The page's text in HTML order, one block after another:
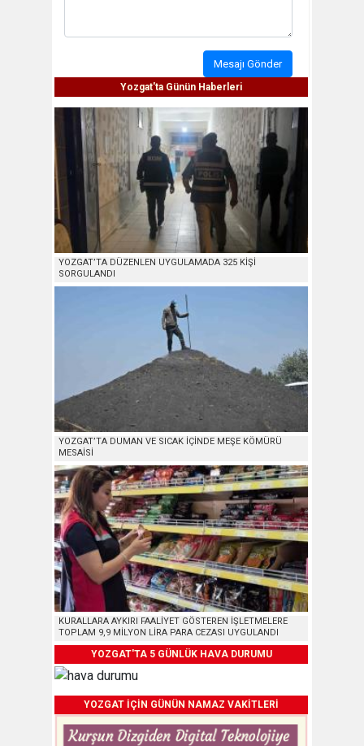
Mesajı Gönder
Yozgat'ta Günün Haberleri
YOZGAT’TA DÜZENLEN UYGULAMADA 325 KİŞİ
SORGULANDI
YOZGAT’TA DUMAN VE SICAK İÇİNDE MEŞE KÖMÜRÜ
MESAİSİ
KURALLARA AYKIRI FAALİYET GÖSTEREN İŞLETMELERE
TOPLAM 9,9 MİLYON LİRA PARA CEZASI UYGULANDI
YOZGAT'TA 5 GÜNLÜK HAVA DURUMU
YOZGAT İÇİN GÜNÜN NAMAZ VAKİTLERİ